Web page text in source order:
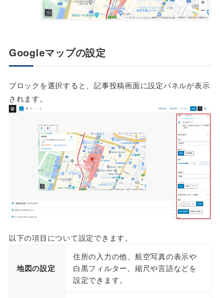
Googleマップの設定
ブロックを選択すると、記事投稿画面に設定パネルが表示
されます。
以下の項目について設定できます。
地図の設定
住所の入力の他、航空写真の表示や
白黒フィルター、縮尺や言語などを
設定できます。